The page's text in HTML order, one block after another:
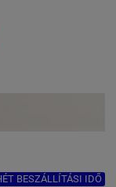
BESZÁLLÍTÁSI IDŐ